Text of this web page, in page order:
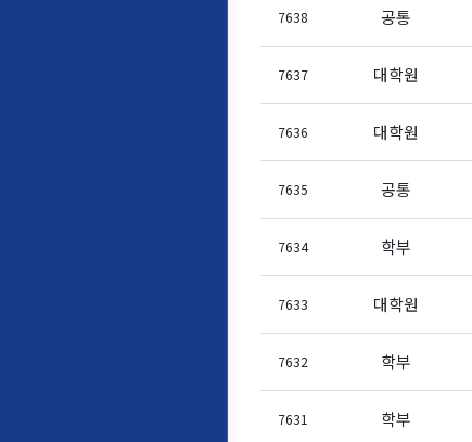
7638 공통
7637 대학원
7636 대학원
7635 공통
7634 학부
7633 대학원
7632 학부
7631 학부